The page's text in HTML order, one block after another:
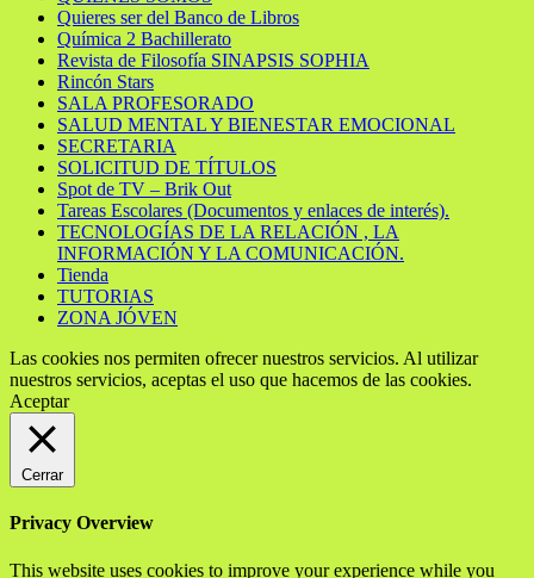
Quieres ser del Banco de Libros
Química 2 Bachillerato
Revista de Filosofía SINAPSIS SOPHIA
Rincón Stars
SALA PROFESORADO
SALUD MENTAL Y BIENESTAR EMOCIONAL
SECRETARIA
SOLICITUD DE TÍTULOS
Spot de TV – Brik Out
Tareas Escolares (Documentos y enlaces de interés).
TECNOLOGÍAS DE LA RELACIÓN , LA
INFORMACIÓN Y LA COMUNICACIÓN.
Tienda
TUTORIAS
ZONA JÓVEN
Las cookies nos permiten ofrecer nuestros servicios. Al utilizar
nuestros servicios, aceptas el uso que hacemos de las cookies.
Aceptar
Cerrar
Privacy Overview
This website uses cookies to improve your experience while you